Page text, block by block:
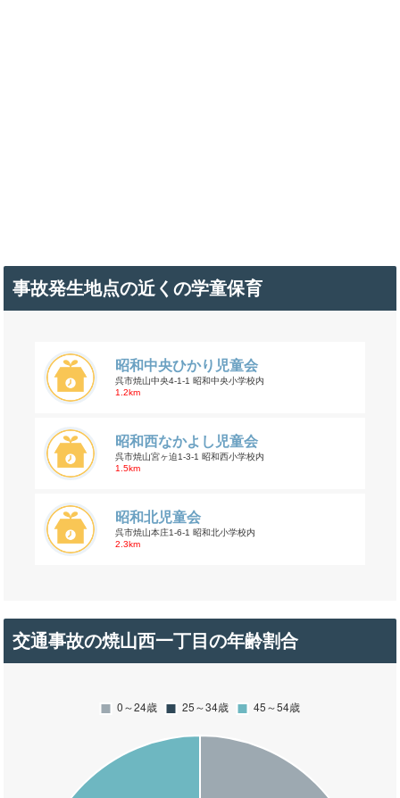
事故発生地点の近くの学童保育
昭和中央ひかり児童会
呉市焼山中央4-1-1 昭和中央小学校内
1.2km
昭和西なかよし児童会
呉市焼山宮ヶ迫1-3-1 昭和西小学校内
1.5km
昭和北児童会
呉市焼山本庄1-6-1 昭和北小学校内
2.3km
交通事故の焼山西一丁目の年齢割合